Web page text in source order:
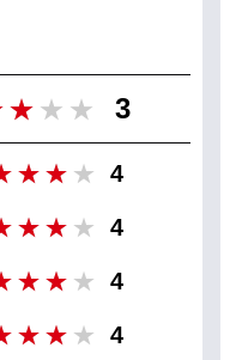
3
4
4
4
4